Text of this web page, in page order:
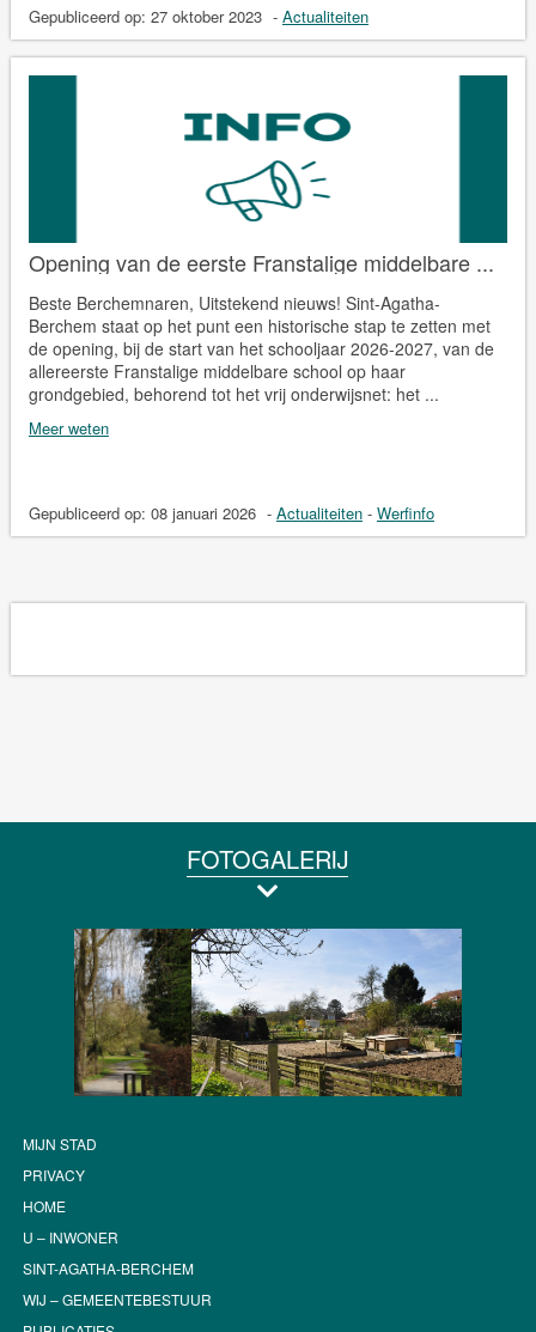
Gepubliceerd op: 27 oktober 2023 - Actualiteiten
Opening van de eerste Franstalige middelbare ...
Beste Berchemnaren, Uitstekend nieuws! Sint-Agatha-
Berchem staat op het punt een historische stap te zetten met
de opening, bij de start van het schooljaar 2026-2027, van de
allereerste Franstalige middelbare school op haar
grondgebied, behorend tot het vrij onderwijsnet: het ...
Meer weten
Gepubliceerd op: 08 januari 2026 - Actualiteiten- Werfinfo
FOTOGALERIJ
MIJN STAD
PRIVACY
HOME
U – INWONER
SINT-AGATHA-BERCHEM
WIJ – GEMEENTEBESTUUR